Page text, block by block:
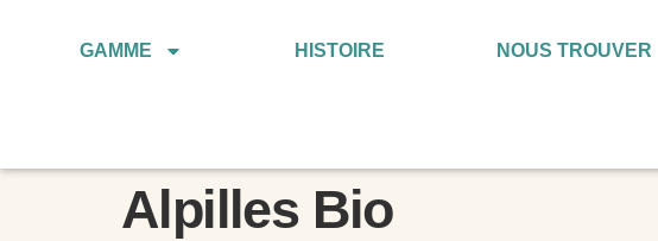
GAMME HISTOIRE NOUS TROUVER
Alpilles Bio